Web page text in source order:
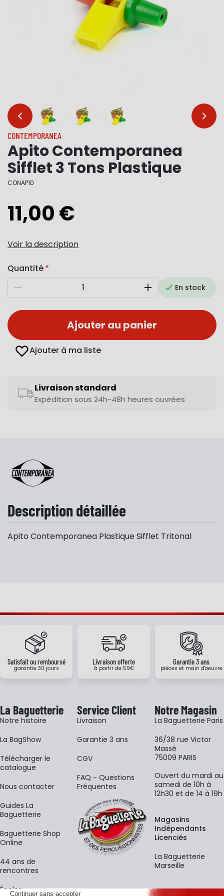
… …
CONTEMPORANEA
Apito Contemporanea
Sifflet 3 Tons Plastique
CONAP10
11,00 €
Voir la description
Quantité
Diminuer AugmenterEn stock
Ajouter au panier
Ajouter à ma liste
Livraison standard
Expédition sous 24h-48h heures ouvrées
Description détaillée
Apito Contemporanea Plastique Sifflet Tritonal
Satisfait ou remboursé
garantie 30 jours
Livraison offerte
à partir de 59€
Garantie 3 ans
pièces et main d'oeuvre
La Baguetterie
Notre histoire
La BagShow
​Télécharger le
catalogue
Nous contacter
Guides La
Baguetterie
Baguetterie Shop
Online
44 ans de
rencontres
Écoles
Service Client
Livraison
Garantie 3 ans
CGV
FAQ - Questions
Fréquentes
Notre Magasin
La Baguetterie Paris
36/38 rue Victor
Massé
75009 PARIS
Ouvert du mardi au
samedi de 10h à
12h30 et de 14 à 19h
Magasins
Indépendants
Licenciés
La Baguetterie
Marseille